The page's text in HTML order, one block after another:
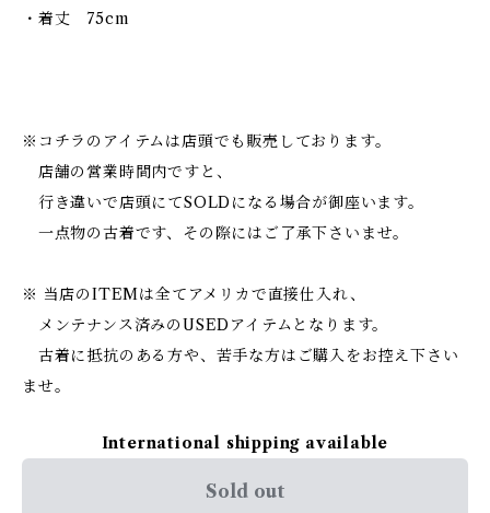
・着丈 75cm
※コチラのアイテムは店頭でも販売しております。
店舗の営業時間内ですと、
行き違いで店頭にてSOLDになる場合が御座います。
一点物の古着です、その際にはご了承下さいませ。
※ 当店のITEMは全てアメリカで直接仕入れ、
メンテナンス済みのUSEDアイテムとなります。
古着に抵抗のある方や、苦手な方はご購入をお控え下さい
ませ。
International shipping available
Sold out